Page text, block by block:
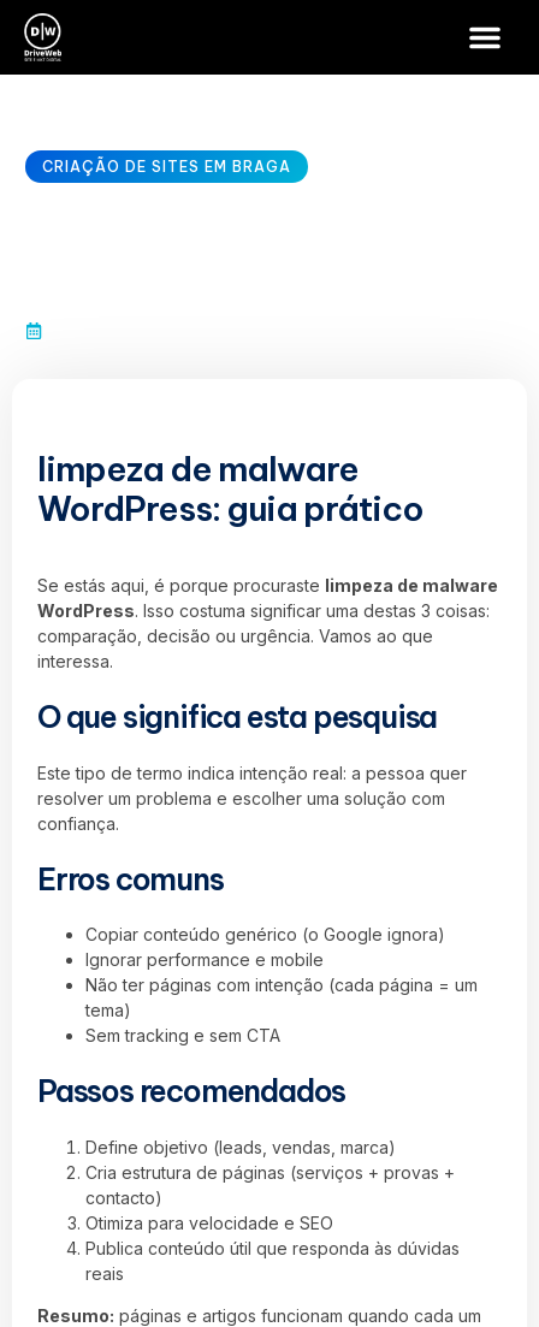
CRIAÇÃO DE SITES EM BRAGA
limpeza de malware
WordPress: guia prático
Se estás aqui, é porque procuraste limpeza de malware
WordPress. Isso costuma significar uma destas 3 coisas:
comparação, decisão ou urgência. Vamos ao que
interessa.
O que significa esta pesquisa
Este tipo de termo indica intenção real: a pessoa quer
resolver um problema e escolher uma solução com
confiança.
Erros comuns
Copiar conteúdo genérico (o Google ignora)
Ignorar performance e mobile
Não ter páginas com intenção (cada página = um
tema)
Sem tracking e sem CTA
Passos recomendados
Define objetivo (leads, vendas, marca)
Cria estrutura de páginas (serviços + provas +
contacto)
Otimiza para velocidade e SEO
Publica conteúdo útil que responda às dúvidas
reais
Resumo: páginas e artigos funcionam quando cada um